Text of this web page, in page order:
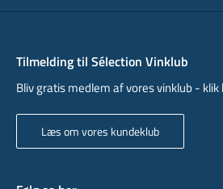
Tilmelding til Sélection Vinklub
Bliv gratis medlem af vores vinklub - klik
Læs om vores kundeklub